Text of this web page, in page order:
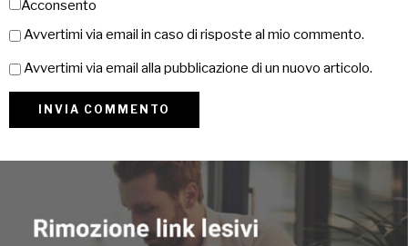
Acconsento
Avvertimi via email in caso di risposte al mio commento.
Avvertimi via email alla pubblicazione di un nuovo articolo.